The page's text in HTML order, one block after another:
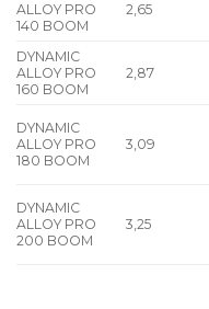
ALLOY PRO
140 BOOM
2,65
DYNAMIC
ALLOY PRO
160 BOOM
2,87
DYNAMIC
ALLOY PRO
180 BOOM
3,09
DYNAMIC
ALLOY PRO
200 BOOM
3,25